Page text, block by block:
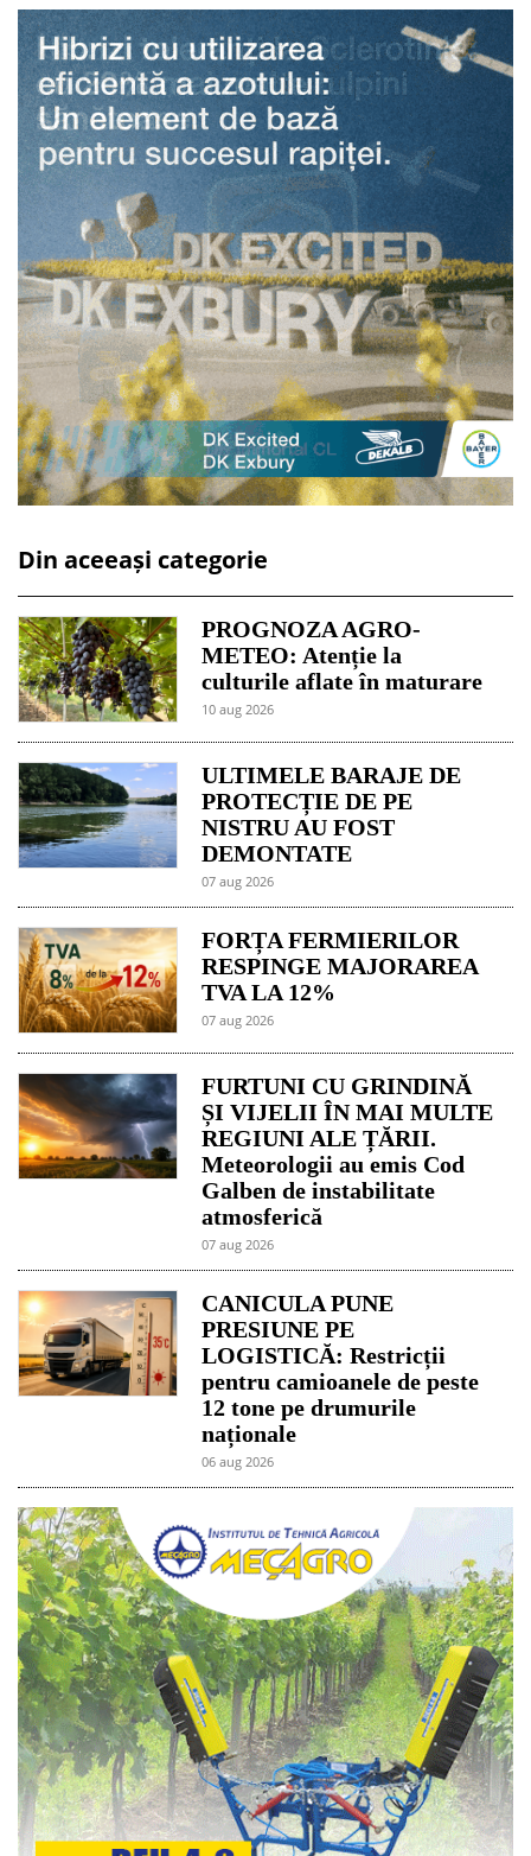
Din aceeași categorie
PROGNOZA AGRO-
METEO: Atenție la
culturile aflate în maturare
10 aug 2026
ULTIMELE BARAJE DE
PROTECȚIE DE PE
NISTRU AU FOST
DEMONTATE
07 aug 2026
FORȚA FERMIERILOR
RESPINGE MAJORAREA
TVA LA 12%
07 aug 2026
FURTUNI CU GRINDINĂ
ȘI VIJELII ÎN MAI MULTE
REGIUNI ALE ȚĂRII.
Meteorologii au emis Cod
Galben de instabilitate
atmosferică
07 aug 2026
CANICULA PUNE
PRESIUNE PE
LOGISTICĂ: Restricții
pentru camioanele de peste
12 tone pe drumurile
naționale
06 aug 2026